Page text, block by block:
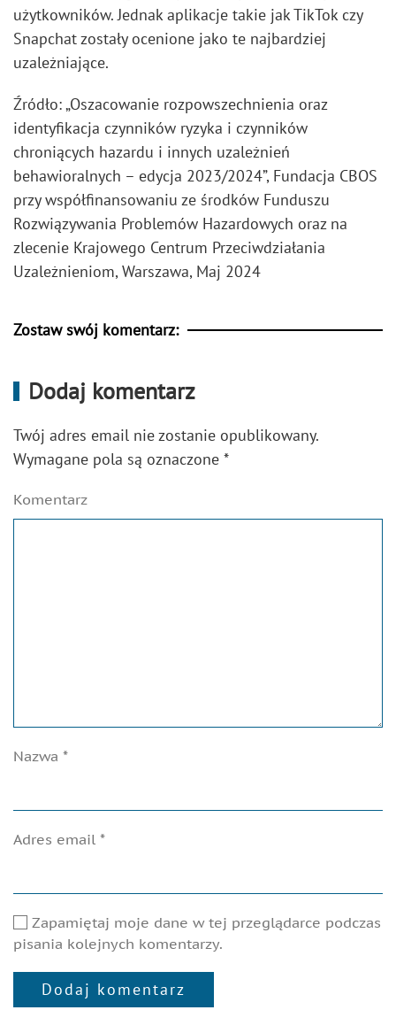
użytkowników. Jednak aplikacje takie jak TikTok czy
Snapchat zostały ocenione jako te najbardziej
uzależniające.
Źródło: „Oszacowanie rozpowszechnienia oraz
identyfikacja czynników ryzyka i czynników
chroniących hazardu i innych uzależnień
behawioralnych – edycja 2023/2024”, Fundacja CBOS
przy współfinansowaniu ze środków Funduszu
Rozwiązywania Problemów Hazardowych oraz na
zlecenie Krajowego Centrum Przeciwdziałania
Uzależnieniom, Warszawa, Maj 2024
Zostaw swój komentarz:
Dodaj komentarz
Twój adres email nie zostanie opublikowany.
Wymagane pola są oznaczone *
Komentarz
Nazwa *
Adres email *
Zapamiętaj moje dane w tej przeglądarce podczas
pisania kolejnych komentarzy.
Dodaj komentarz